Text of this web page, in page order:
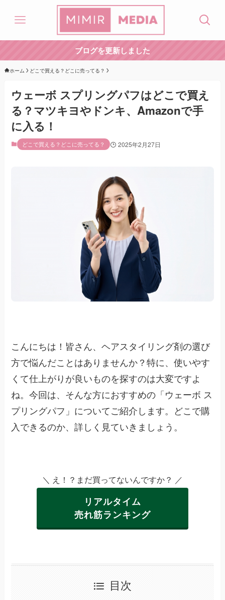
ブログを更新しました
ホーム どこで買える？どこに売ってる？
ウェーボ スプリングパフはどこで買え
る？マツキヨやドンキ、Amazonで手
に入る！
どこで買える？どこに売ってる？ 2025年2月27日
こんにちは！皆さん、ヘアスタイリング剤の選び
方で悩んだことはありませんか？特に、使いやす
くて仕上がりが良いものを探すのは大変ですよ
ね。今回は、そんな方におすすめの「ウェーボ ス
プリングパフ」についてご紹介します。どこで購
入できるのか、詳しく見ていきましょう。
＼ え！？まだ買ってないんですか？ ／
リアルタイム
売れ筋ランキング
目次